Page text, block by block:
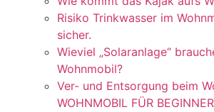
Risiko Trinkwasser im
sicher.
Wieviel „Solaranlage“
Wohnmobil?
Ver- und Entsorgung beim
WOHNMOBIL FÜR